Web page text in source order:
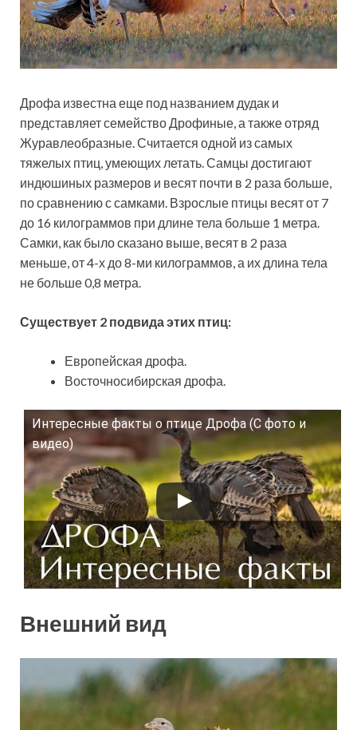
Дрофа известна еще под названием дудак и
представляет семейство Дрофиные, а также отряд
Журавлеобразные. Считается одной из самых
тяжелых птиц, умеющих летать. Самцы достигают
индюшиных размеров и весят почти в 2 раза больше,
по сравнению с самками. Взрослые птицы весят от 7
до 16 килограммов при длине тела больше 1 метра.
Самки, как было сказано выше, весят в 2 раза
меньше, от 4-х до 8-ми килограммов, а их длина тела
не больше 0,8 метра.
Существует 2 подвида этих птиц:
Европейская дрофа.
Восточносибирская дрофа.
Интересные факты о птице Дрофа (С фото и
видео)
Смотрите это видео на YouTube
Внешний вид